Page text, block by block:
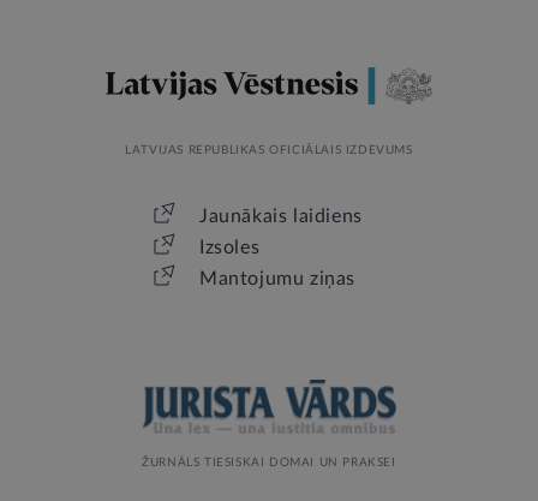
LATVIJAS REPUBLIKAS OFICIĀLAIS IZDEVUMS
Jaunākais laidiens
Izsoles
Mantojumu ziņas
ŽURNĀLS TIESISKAI DOMAI UN PRAKSEI